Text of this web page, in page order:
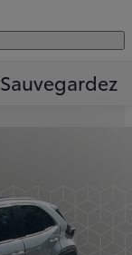
Sauvegardez